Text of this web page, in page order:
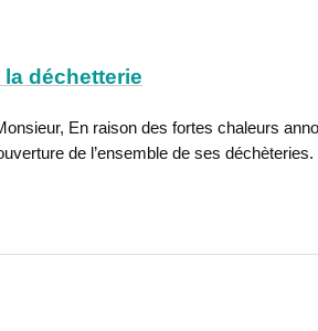
déchetterie
En raison des fortes chaleurs
de l’ensemble de ses déchèteries.